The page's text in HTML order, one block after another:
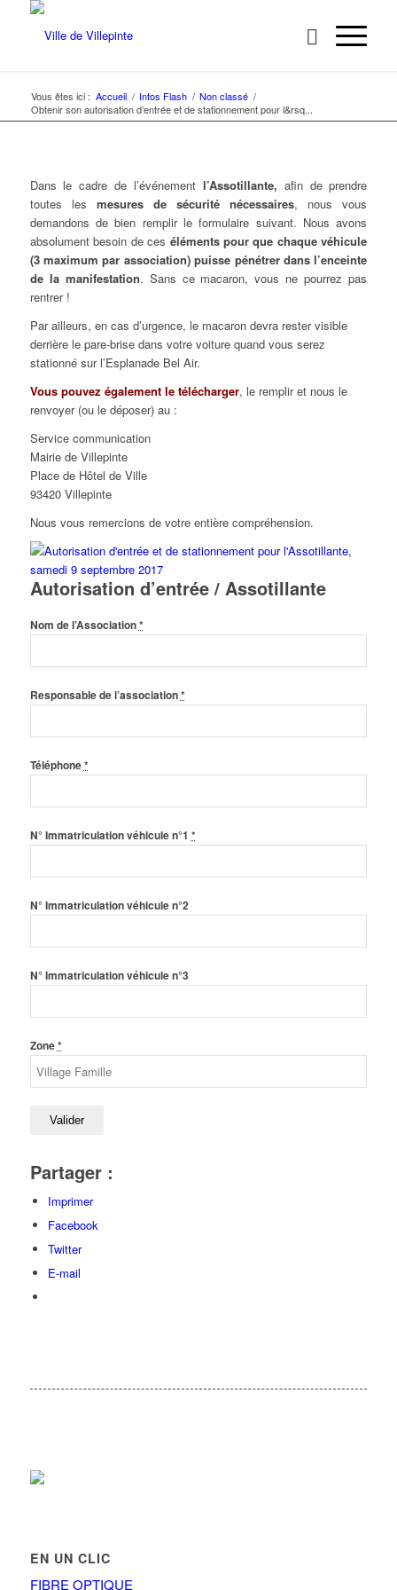
Vous êtes ici : Accueil / Infos Flash / Non classé /
Obtenir son autorisation d’entrée et de stationnement pour l&rsq...
Dans le cadre de l’événement l’Assotillante, afin de prendre
toutes les mesures de sécurité nécessaires, nous vous
demandons de bien remplir le formulaire suivant. Nous avons
absolument besoin de ces éléments pour que chaque véhicule
(3 maximum par association) puisse pénétrer dans l’enceinte
de la manifestation. Sans ce macaron, vous ne pourrez pas
rentrer !
Par ailleurs, en cas d’urgence, le macaron devra rester visible
derrière le pare-brise dans votre voiture quand vous serez
stationné sur l’Esplanade Bel Air.
Vous pouvez également le télécharger, le remplir et nous le
renvoyer (ou le déposer) au :
Service communication
Mairie de Villepinte
Place de Hôtel de Ville
93420 Villepinte
Nous vous remercions de votre entière compréhension.
Autorisation d’entrée / Assotillante
Nom de l’Association*
Responsable de l’association*
Téléphone*
N° Immatriculation véhicule n°1 *
N° Immatriculation véhicule n°2
N° Immatriculation véhicule n°3
Zone*
Partager :
Imprimer
Facebook
Twitter
E-mail
EN UN CLIC
FIBRE OPTIQUE